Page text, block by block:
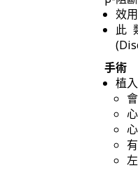
效
此
手術
植